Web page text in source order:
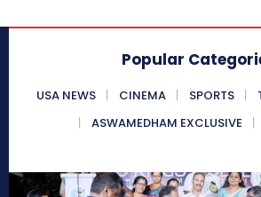
Popular
USA NEWS CINEMA SPORTS
ASWAMEDHAM EXCLUSIVE